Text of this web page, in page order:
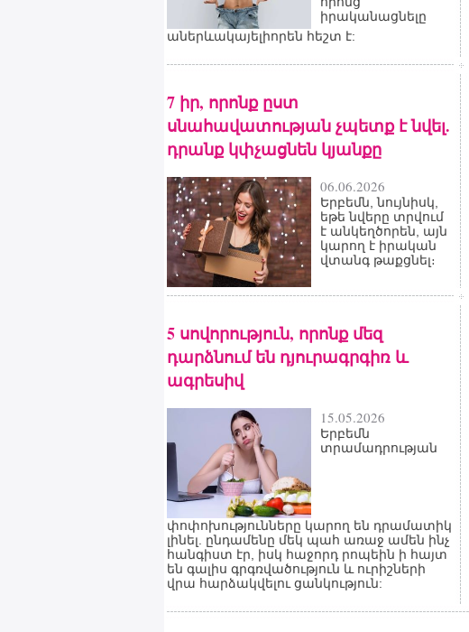
իրականացնելը
աներևակայելիորեն հեշտ է:
7 իր, որոնք ըստ
սնահավատության չպետք է նվել.
դրանք կփչացնեն կյանքը
06.06.2026
Երբեմն, նույնիսկ,
եթե նվերը տրվում
է անկեղծորեն, այն
կարող է իրական
վտանգ թաքցնել։
5 սովորություն, որոնք մեզ
դարձնում են դյուրագրգիռ և
ագրեսիվ
15.05.2026
Երբեմն
տրամադրության
փոփոխությունները կարող են դրամատիկ
լինել. ընդամենը մեկ պահ առաջ ամեն ինչ
հանգիստ էր, իսկ հաջորդ րոպեին ի հայտ
են գալիս գրգռվածություն և ուրիշների
վրա հարձակվելու ցանկություն: